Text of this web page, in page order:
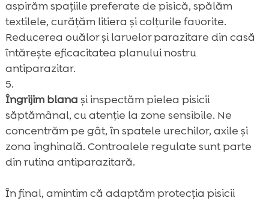
aspirăm spațiile preferate de pisică, spălăm
textilele, curățăm litiera și colțurile favorite.
Reducerea ouălor și larvelor parazitare din casă
întărește eficacitatea planului nostru
antiparazitar.
Îngrijim blana și inspectăm pielea pisicii
săptămânal, cu atenție la zone sensibile. Ne
concentrăm pe gât, în spatele urechilor, axile și
zona inghinală. Controalele regulate sunt parte
din rutina antiparazitară.
În final, amintim că adaptăm protecția pisicii